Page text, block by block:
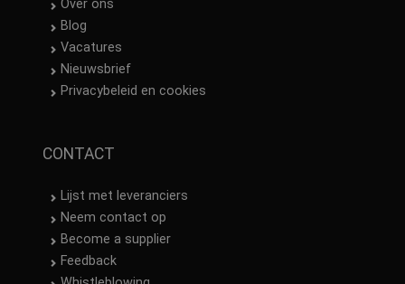
Over ons
Blog
Vacatures
Nieuwsbrief
Privacybeleid en cookies
CONTACT
Lijst met leveranciers
Neem contact op
Become a supplier
Feedback